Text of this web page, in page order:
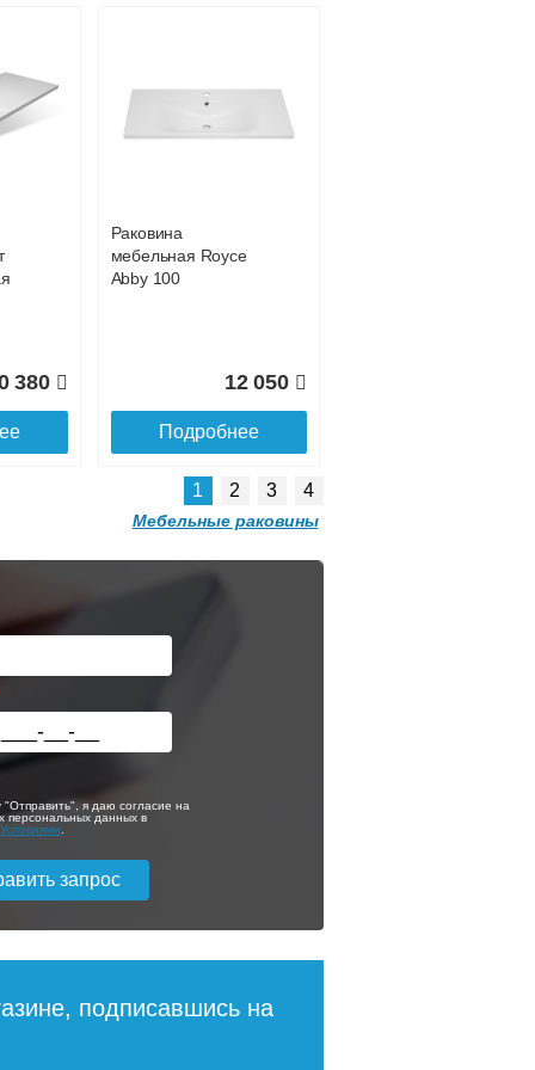
380
Раковина
мебельная Royce
Abby 100
12 050
Подробнее
508
Line Estetus Леон
машину
1 2 3 4
Мебельные раковины
"Отправить", я даю согласие на
персональных данных в
Условиями
подписавшись на